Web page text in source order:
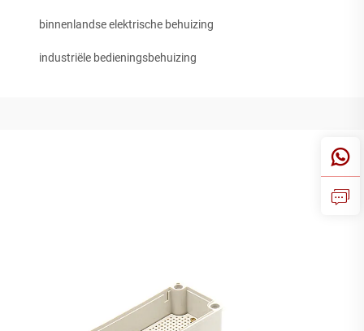
binnenlandse elektrische behuizing
industriële bedieningsbehuizing